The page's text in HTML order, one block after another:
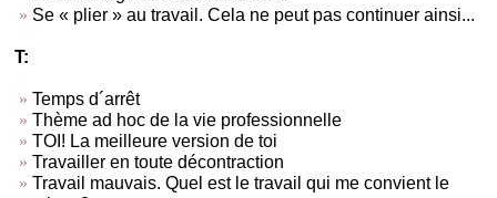
Se « plier » au travail. Cela ne peut pas continuer ainsi...
T:
Temps d´arrêt
Thème ad hoc de la vie professionnelle
TOI! La meilleure version de toi
Travailler en toute décontraction
Travail mauvais. Quel est le travail qui me convient le